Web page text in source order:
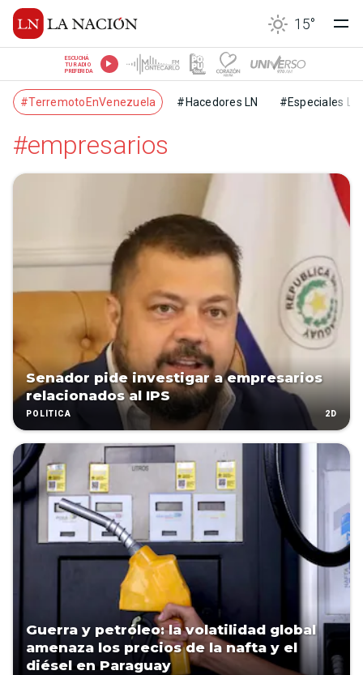
15°
ESCUCHÁ
TU RADIO
PREFERIDA
#TerremotoEnVenezuela #Hacedores LN #Especiales LN
#empresarios
Senador pide investigar a empresarios
relacionados al IPS
POLÍTICA 2D
Guerra y petróleo: la volatilidad global
amenaza los precios de la nafta y el
diésel en Paraguay